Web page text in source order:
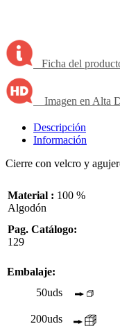
Ficha del
Imagen en Alta
Descripción
Información
Cierre con velcro y
Material : 100 %
Algodón
Pag. Catálogo:
129
Embalaje:
50uds
200uds